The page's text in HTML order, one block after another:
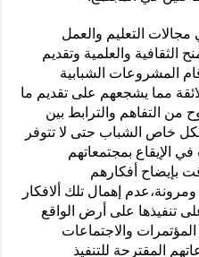
مجالات التعليم والعمل
الثقافية والعلمية وتقديم
المشروعات الشبابية
مما يشجعهم على تقديم ما
من التفاهم والترابط بين
خاص الشباب حتى لا تتوفر
الإيقاع بمجتمعاتهم
بإيضاح أفكارهم
ومرونة،عدم إهمال تلك ألافكار
تنفيذها على أرض الواقع
والاجتماعات
المقترحة للتنفيذ